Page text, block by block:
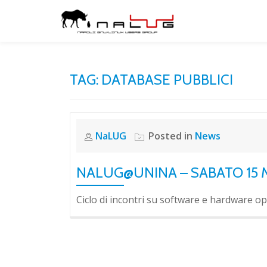
TAG: DATABASE PUBBLICI
NaLUG Posted in News
NALUG@UNINA – SABATO 15
Ciclo di incontri su software e hardware